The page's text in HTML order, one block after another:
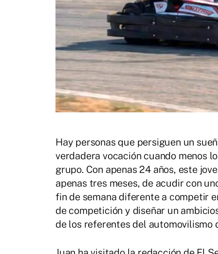
Hay personas que persiguen un
verdadera vocación cuando menos
grupo. Con apenas 24 años, este
apenas tres meses, de acudir con
fin de semana diferente a competir
de competición y diseñar un
de los referentes del automovilismo